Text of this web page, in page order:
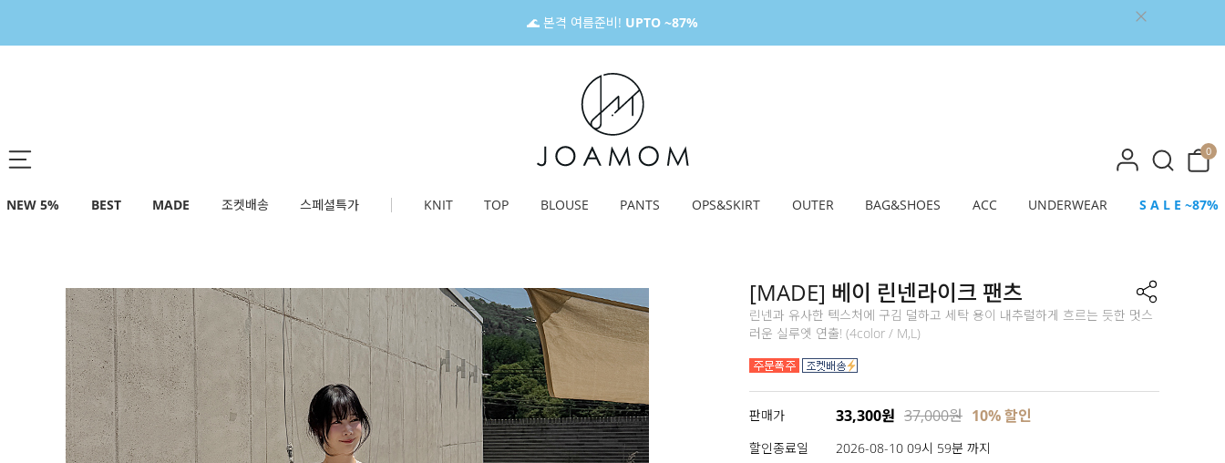
🌊 본격 여름준비! UPTO ~87%
0
NEW 5% BEST MADE 조켓배송 스페셜특가 KNIT TOP BLOUSE PANTS OPS&SKIRT OUTER BAG&SHOES ACC UNDERWEAR S A L E ~87%
[MADE] 베이 린넨라이크 팬츠
린넨과 유사한 텍스처에 구김 덜하고 세탁 용이 내추럴하게 흐르는 듯한 멋스
러운 실루엣 연출! (4color / M,L)
판매가 33,300원 37,000원 10% 할인
할인종료일
2026-08-10 09시 59분 까지